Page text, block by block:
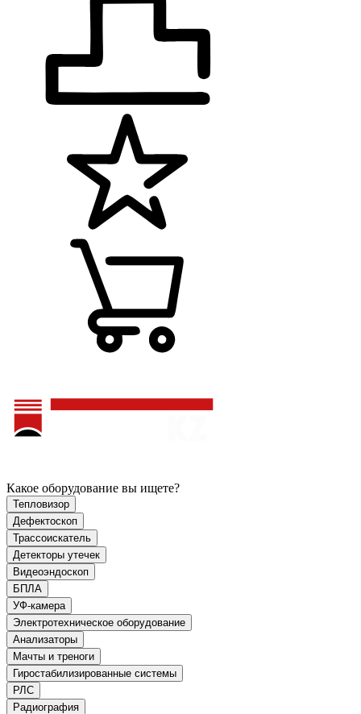
Какое оборудование вы ищете?
Тепловизор
Дефектоскоп
Трассоискатель
Детекторы утечек
Видеоэндоскоп
БПЛА
УФ-камера
Электротехническое оборудование
Анализаторы
Мачты и треноги
Гиростабилизированные системы
РЛС
Радиография